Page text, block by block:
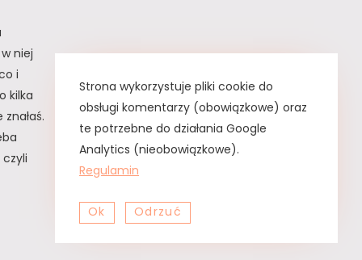
niej
i
kilka
czyli
Strona wykorzystuje pliki cookie do
obsługi komentarzy (obowiązkowe) oraz
te potrzebne do działania Google
Analytics (nieobowiązkowe).
Regulamin
Ok Odrzuć